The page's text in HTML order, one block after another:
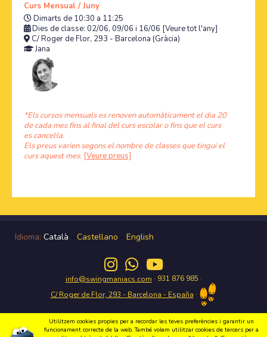
Curs Mensual / Juny
Dimarts de 10:30 a 11:25
Dies de classe: 02/06, 09/06 i 16/06 [Veure tot l'any]
C/ Roger de Flor, 293 - Barcelona (Gràcia)
Jana
*Els cursos mensuals es renoven automàticament el dia 20
de cada mes fins al final del curs escolar o fins que el curs
es cancel·la.
Els preus varien segons el nombre de classes que tingui el
curs aquest mes. [Veure preus]
Idioma: Català - Castellano - English
info@swingmaniacs.com · 931 876 985 ·
C/ Roger de Flor, 293 - Barcelona - España ·
Utilitzem cookies propies per a recordar les teves preferències i garantir un
funcionament correcte de la web. També volem utilitzar cookies de tercers per a